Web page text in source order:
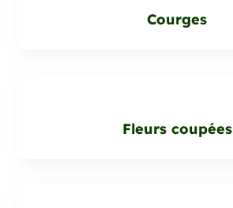
Courges
Fleurs coupées